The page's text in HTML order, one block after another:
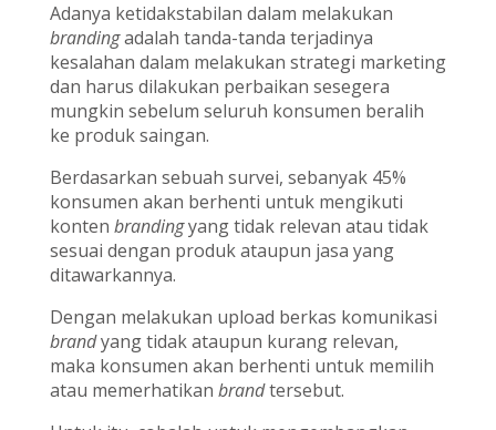
Adanya ketidakstabilan dalam melakukan
brandingadalah tanda-tanda terjadinya
kesalahan dalam melakukan strategi marketing
dan harus dilakukan perbaikan sesegera
mungkin sebelum seluruh konsumen beralih
ke produk saingan.
Berdasarkan sebuah survei, sebanyak 45%
konsumen akan berhenti untuk mengikuti
konten brandingyang tidak relevan atau tidak
sesuai dengan produk ataupun jasa yang
ditawarkannya.
Dengan melakukan upload berkas komunikasi
brandyang tidak ataupun kurang relevan,
maka konsumen akan berhenti untuk memilih
atau memerhatikan brandtersebut.